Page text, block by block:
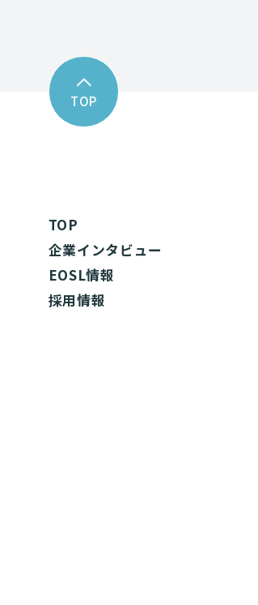
TOP
TOP
企業インタビュー
EOSL情報
採用情報